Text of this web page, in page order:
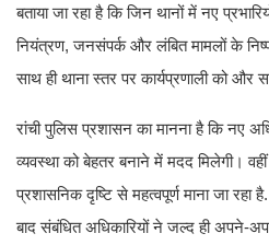
बताया जा रहा है कि जिन थानों में नए
नियंत्रण, जनसंपर्क और लंबित मामलों के
साथ ही थाना स्तर पर कार्यप्रणाली को और
रांची पुलिस प्रशासन का मानना है कि नए
व्यवस्था को बेहतर बनाने में मदद मिलेगी।
प्रशासनिक दृष्टि से महत्वपूर्ण माना जा
बाद संबंधित अधिकारियों ने जल्द ही अपने-